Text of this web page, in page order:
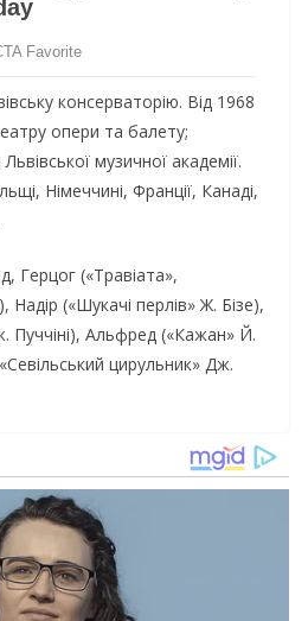
консерваторію. Від 1968
опери та балету;
музичної академії.
Німеччині, Франції, Канаді,
Герцог («Травіата»,
Надір («Шукачі перлів» Ж. Бізе),
Пуччіні), Альфред («Кажан» Й.
цирульник» Дж.